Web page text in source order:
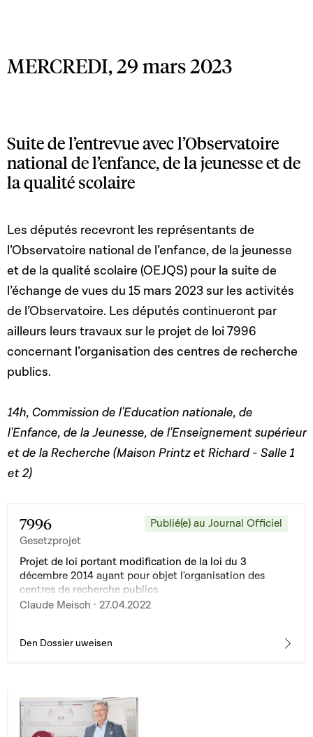
MERCREDI, 29 mars 2023
Suite de l’entrevue avec l’Observatoire
national de l’enfance, de la jeunesse et de
la qualité scolaire
Les députés recevront les représentants de
l’Observatoire national de l’enfance, de la jeunesse
et de la qualité scolaire (OEJQS) pour la suite de
l’échange de vues du 15 mars 2023 sur les activités
de l’Observatoire. Les députés continueront par
ailleurs leurs travaux sur le projet de loi 7996
concernant l’organisation des centres de recherche
publics.
14h, Commission de l'Education nationale, de
l'Enfance, de la Jeunesse, de l'Enseignement supérieur
et de la Recherche (Maison Printz et Richard - Salle 1
et 2)
7996
Gesetzprojet
Publié(e) au Journal Officiel
Projet de loi portant modification de la loi du 3
décembre 2014 ayant pour objet l'organisation des
centres de recherche publics
Claude Meisch · 27.04.2022
Den Dossier uweisen